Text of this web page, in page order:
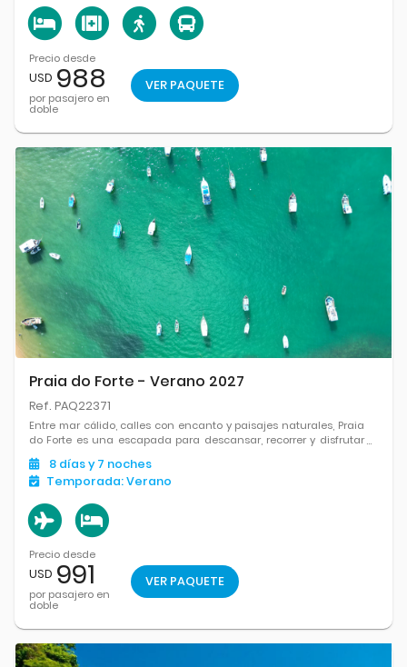
Precio desde
USD 988
por pasajero en
doble
VER PAQUETE
Praia do Forte - Verano 2027
Ref. PAQ22371
Entre mar cálido, calles con encanto y paisajes naturales, Praia
do Forte es una escapada para descansar, recorrer y disfrutar
Brasil sin apuro.
8 díasy 7 noches
Temporada:Verano
Precio desde
USD 991
por pasajero en
doble
VER PAQUETE